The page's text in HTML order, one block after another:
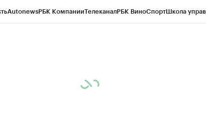
AutonewsРБК КомпанииТелеканалРБК ВиноСпортШкола